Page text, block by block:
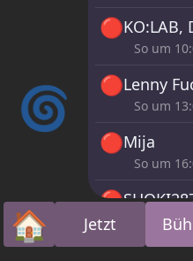
🌀
🔴KO:LAB,
So um
🔴Lenny
So um
🔴Mija
So um
🔴
So um
🏠StartseiteJetzt